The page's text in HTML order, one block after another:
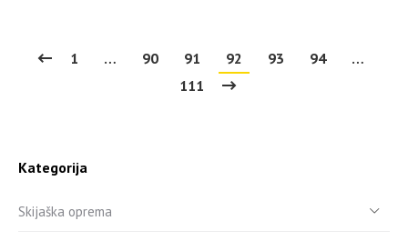
1 … 90 91 92 93 94
…
111
Kategorija
Skijaška oprema